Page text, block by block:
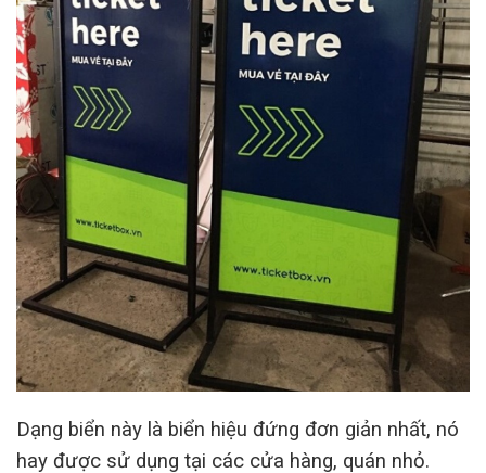
Dạng biển này là biển hiệu đứng đơn giản nhất, nó
hay được sử dụng tại các cửa hàng, quán nhỏ.